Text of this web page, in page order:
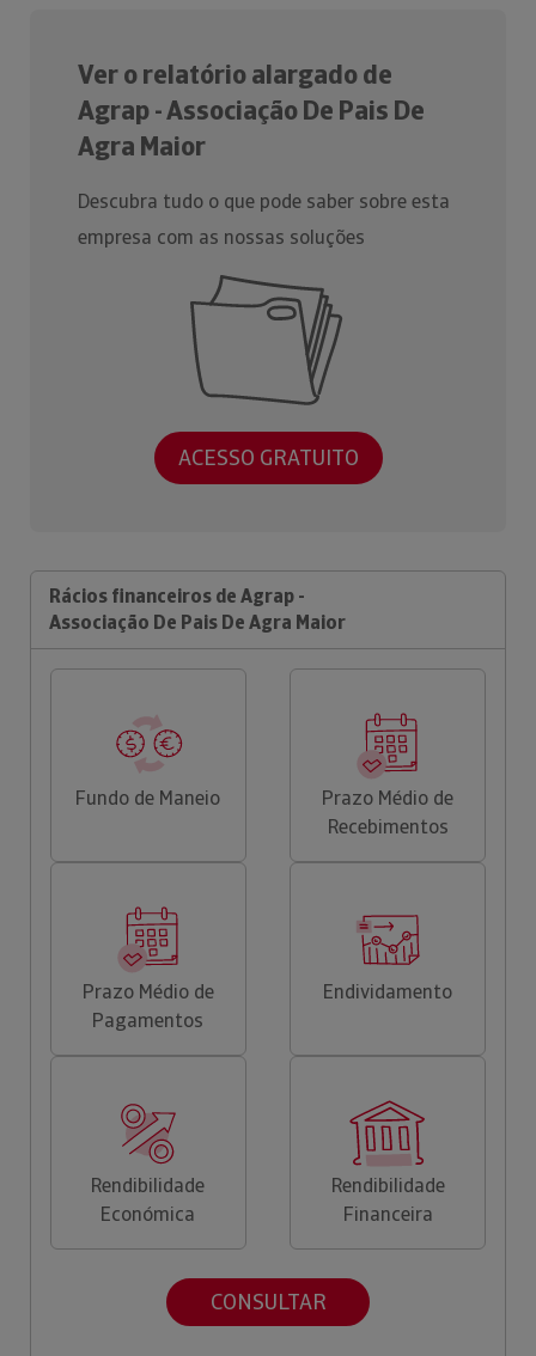
Ver o relatório alargado de
Agrap - Associação De Pais De
Agra Maior
Descubra tudo o que pode saber sobre esta
empresa com as nossas soluções
ACESSO GRATUITO
Rácios financeiros de Agrap -
Associação De Pais De Agra Maior
Fundo de Maneio
Prazo Médio de
Recebimentos
Prazo Médio de
Pagamentos
Endividamento
Rendibilidade
Económica
Rendibilidade
Financeira
CONSULTAR